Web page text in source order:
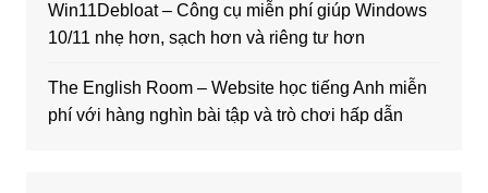
Win11Debloat – Công cụ miễn phí giúp Windows
10/11 nhẹ hơn, sạch hơn và riêng tư hơn
The English Room – Website học tiếng Anh miễn
phí với hàng nghìn bài tập và trò chơi hấp dẫn